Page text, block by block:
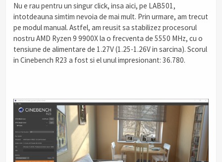
Nu e rau pentru un singur click, insa aici, pe LAB501,
intotdeauna simtim nevoia de mai mult. Prin urmare, am trecut
pe modul manual. Astfel, am reusit sa stabilizez procesorul
nostru AMD Ryzen 9 9900X la o frecventa de 5550 MHz, cu o
tensiune de alimentare de 1.27V (1.25-1.26V in sarcina). Scorul
in Cinebench R23 a fost si el unul impresionant: 36.780.